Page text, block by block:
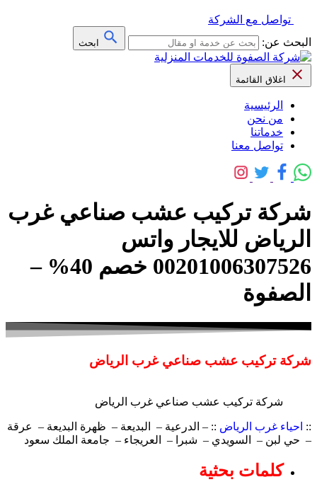
تواصل مع الشركة
البحث عن:
ابحث
اغلاق القائمة
الرئيسية
من نحن
خدماتنا
تواصل معنا
شركة تركيب عشب صناعي غرب
الرياض للايجار واتس
00201006307526 خصم 40% –
الصفوة
شركة تركيب عشب صناعي غرب الرياض
شركة تركيب عشب صناعي غرب الرياض
:: احياء غرب الرياض :: – الدرعية – البديعة – ظهرة البديعة – عرقة
– حي لبن – السويدي – شبرا – العريجاء – جامعة الملك سعود
كلمات بحثية